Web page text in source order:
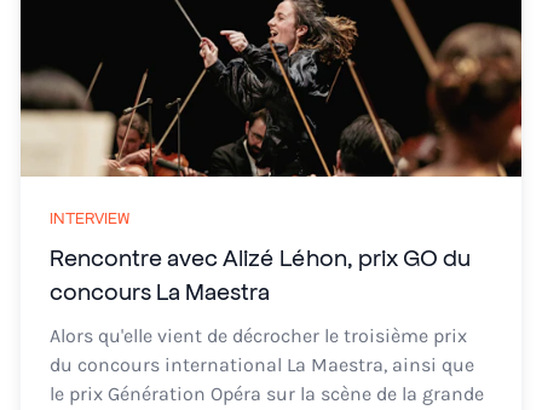
INTERVIEW
Rencontre avec Alizé Léhon, prix GO du
concours La Maestra
Alors qu'elle vient de décrocher le troisième prix
du concours international La Maestra, ainsi que
le prix Génération Opéra sur la scène de la grande